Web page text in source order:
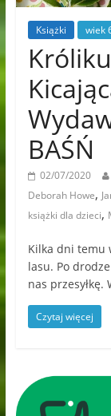
Książki wiek
BAŚŃ
02/07/2020
Deborah Howe,
książki dla dzieci,
Kilka dni temu
lasu. Po
nas przesyłkę.
Czytaj więcej